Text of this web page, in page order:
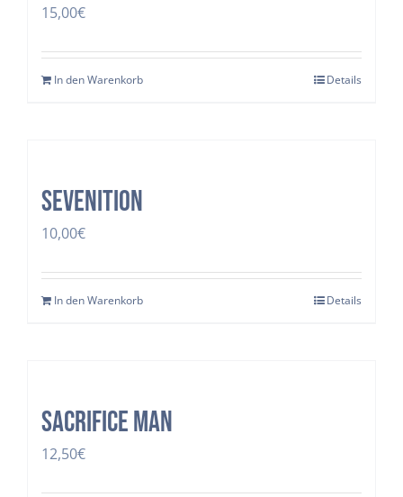
15,00€
In den Warenkorb Details
Sevenition
10,00€
In den Warenkorb Details
SACRIFICE MAN
12,50€